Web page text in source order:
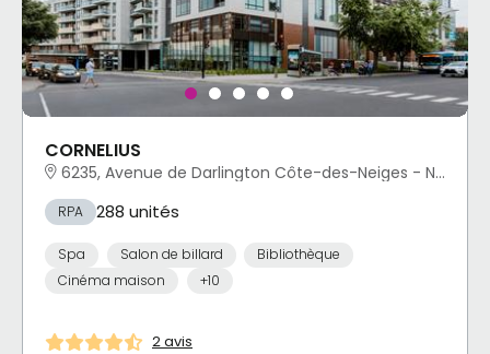
CORNELIUS
6235, Avenue de Darlington Côte-des-Neiges - Notre-Dame-de-Grâce, Montréal, QC
RPA 288 unités
Spa Salon de billard
Bibliothèque
Cinéma maison
+10
2 avis